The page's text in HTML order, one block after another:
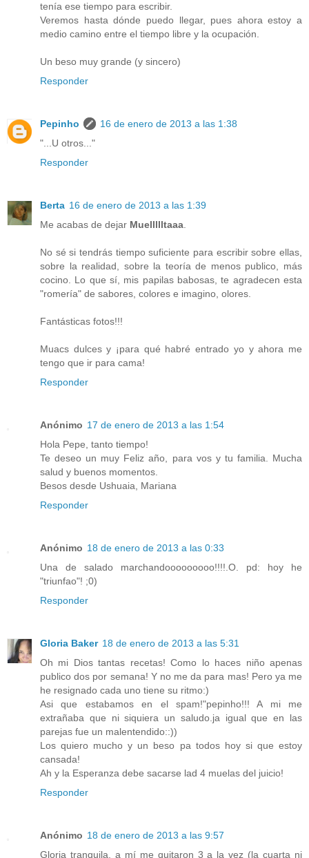
tenía ese tiempo para escribir.
Veremos hasta dónde puedo llegar, pues ahora estoy a
medio camino entre el tiempo libre y la ocupación.
Un beso muy grande (y sincero)
Responder
Pepinho
16 de enero de 2013 a las 1:38
"...U otros..."
Responder
Berta 16 de enero de 2013 a las 1:39
Me acabas de dejar Muellllltaaa.
No sé si tendrás tiempo suficiente para escribir sobre ellas,
sobre la realidad, sobre la teoría de menos publico, más
cocino. Lo que sí, mis papilas babosas, te agradecen esta
"romería" de sabores, colores e imagino, olores.
Fantásticas fotos!!!
Muacs dulces y ¡para qué habré entrado yo y ahora me
tengo que ir para cama!
Responder
Anónimo 17 de enero de 2013 a las 1:54
Hola Pepe, tanto tiempo!
Te deseo un muy Feliz año, para vos y tu familia. Mucha
salud y buenos momentos.
Besos desde Ushuaia, Mariana
Responder
Anónimo 18 de enero de 2013 a las 0:33
Una de salado marchandooooooooo!!!!.O. pd: hoy he
"triunfao"! ;0)
Responder
Gloria Baker 18 de enero de 2013 a las 5:31
Oh mi Dios tantas recetas! Como lo haces niño apenas
publico dos por semana! Y no me da para mas! Pero ya me
he resignado cada uno tiene su ritmo:)
Asi que estabamos en el spam!"pepinho!!! A mi me
extrañaba que ni siquiera un saludo.ja igual que en las
parejas fue un malentendido::))
Los quiero mucho y un beso pa todos hoy si que estoy
cansada!
Ah y la Esperanza debe sacarse lad 4 muelas del juicio!
Responder
Anónimo 18 de enero de 2013 a las 9:57
Gloria tranquila, a mí me quitaron 3 a la vez (la cuarta ni